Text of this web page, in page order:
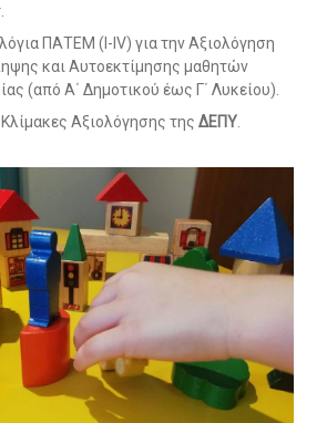
ΠΑΤΕΜ (Ι-ΙV) για την Αξιολόγηση
και Αυτοεκτίμησης μαθητών
(από Α΄ Δημοτικού έως Γ΄ Λυκείου).
Αξιολόγησης της ΔΕΠΥ